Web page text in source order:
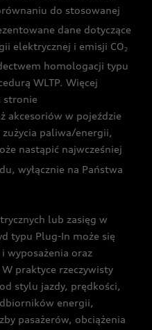
do stosowanej
dane dotyczące
elektrycznej i emisji CO2
homologacji typu
WLTP. Więcej
stronie
akcesoriów w pojeździe
paliwa/energii,
nastąpić najwcześniej
wyłącznie na Państwa
lub zasięg w
typu Plug-In może się
wyposażenia oraz
praktyce rzeczywisty
stylu jazdy, prędkości,
energii,
pasażerów, obciążenia